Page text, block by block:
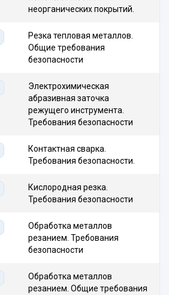
неорганических покрытий.
Резка тепловая металлов.
Общие требования
безопасности
Электрохимическая
абразивная заточка
режущего инструмента.
Требования безопасности
Контактная сварка.
Требования безопасности.
Кислородная резка.
Требования безопасности
Обработка металлов
резанием. Требования
безопасности
Обработка металлов
резанием. Общие требования